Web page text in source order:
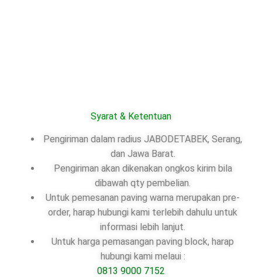
Syarat & Ketentuan
Pengiriman dalam radius JABODETABEK, Serang,
dan Jawa Barat.
Pengiriman akan dikenakan ongkos kirim bila
dibawah qty pembelian.
Untuk pemesanan paving warna merupakan pre-
order, harap hubungi kami terlebih dahulu untuk
informasi lebih lanjut.
Untuk harga pemasangan paving block, harap
hubungi kami melaui :
0813 9000 7152